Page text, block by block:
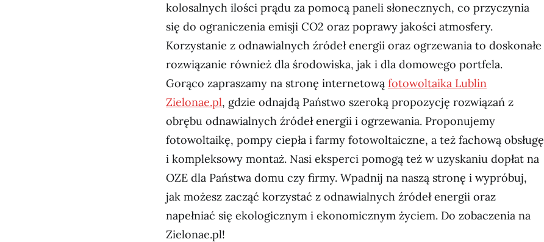
kolosalnych ilości prądu za pomocą paneli słonecznych, co przyczynia
się do ograniczenia emisji CO2 oraz poprawy jakości atmosfery.
Korzystanie z odnawialnych źródeł energii oraz ogrzewania to doskonałe
rozwiązanie również dla środowiska, jak i dla domowego portfela.
Gorąco zapraszamy na stronę internetową fotowoltaika Lublin
Zielonae.pl, gdzie odnajdą Państwo szeroką propozycję rozwiązań z
obrębu odnawialnych źródeł energii i ogrzewania. Proponujemy
fotowoltaikę, pompy ciepła i farmy fotowoltaiczne, a też fachową obsługę
i kompleksowy montaż. Nasi eksperci pomogą też w uzyskaniu dopłat na
OZE dla Państwa domu czy firmy. Wpadnij na naszą stronę i wypróbuj,
jak możesz zacząć korzystać z odnawialnych źródeł energii oraz
napełniać się ekologicznym i ekonomicznym życiem. Do zobaczenia na
Zielonae.pl!